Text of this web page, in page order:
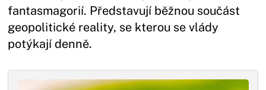
fantasmagorií. Představují běžnou součást
geopolitické reality, se kterou se vlády
potýkají denně.